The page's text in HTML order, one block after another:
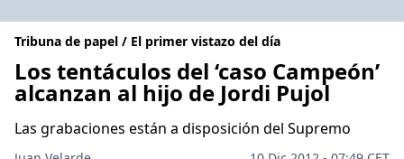
Tribuna de papel / El primer vistazo del día
Los tentáculos del ‘caso Campeón’
alcanzan al hijo de Jordi Pujol
Las grabaciones están a disposición del Supremo